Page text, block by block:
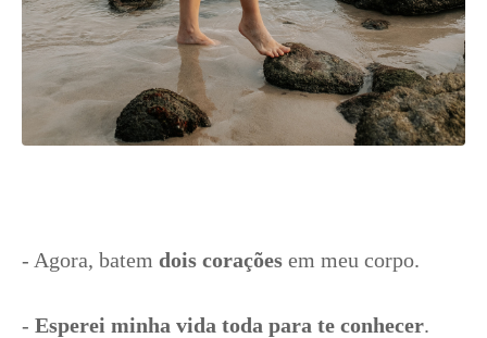
- Agora, batem dois corações em meu corpo.
- Esperei minha vida toda para te conhecer.